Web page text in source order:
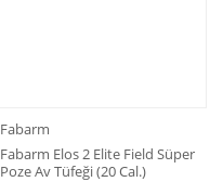
Fabarm
Fabarm Elos 2 Elite Field Süper
Poze Av Tüfeği (20 Cal.)